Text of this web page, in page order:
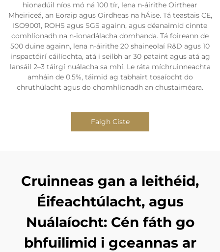
hionadúil níos mó ná 100 tír, lena n-áirithe Oirthear
Mheiriceá, an Eoraip agus Oirdheas na hÁise. Tá teastais CE,
ISO9001, ROHS agus SGS againn, agus déanaimid cinnte
comhlíonadh na n-ionadálacha domhanda. Tá foireann de
500 duine againn, lena n-áirithe 20 shaineolaí R&D agus 10
inspactóirí cáilíochta, atá i seilbh ar 30 pataint agus atá ag
lansáil 2–3 táirgí nuálacha sa mhí. Le ráta míchruinneachta
amháin de 0.5%, táimid ag tabhairt tosaíocht do
chruthúlacht agus do chomhlíonadh an chustaiméara.
Faigh Císte
Cruinneas gan a leithéid,
Éifeachtúlacht, agus
Nuálaíocht: Cén fáth go
bhfuilimid i gceannas ar